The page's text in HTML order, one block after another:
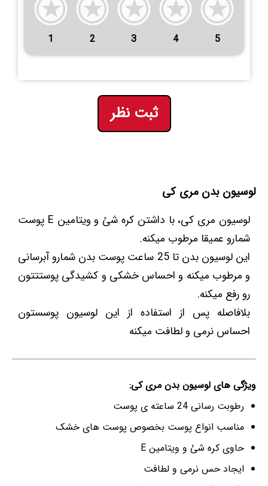
1 2 3 4 5
ثبت نظر
لوسیون بدن مری کی
لوسیون مری کی، با داشتن کره شئ و ویتامین E پوست
شمارو عمیقا مرطوب میکنه.
این لوسیون بدن تا 25 ساعت پوست بدن شمارو آبرسانی
و مرطوب میکنه و احساس خشکی و کشیدگی پوستتتون
رو رفع میکنه.
بلافاصله پس از استفاده از این لوسیون پوسستون
احساس نرمی و لطافت میکنه
ویژگی های لوسیون بدن مری کی:
رطوبت رسانی 24 ساعته ی پوست
مناسب انواع پوست بخصوص پوست های خشک
حاوی کره شئ و ویتامین E
ایجاد حس نرمی و لطافت